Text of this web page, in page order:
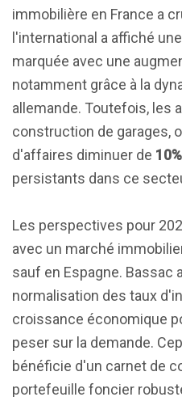
immobilière en France a
l'international a affiché
marquée avec une
notamment grâce à la
allemande. Toutefois, les
construction de garages,
d'affaires diminuer de 10%
persistants dans ce
Les perspectives pour
avec un marché
sauf en Espagne. Bassac
normalisation des taux
croissance économique
peser sur la demande.
bénéficie d'un carnet de
portefeuille foncier